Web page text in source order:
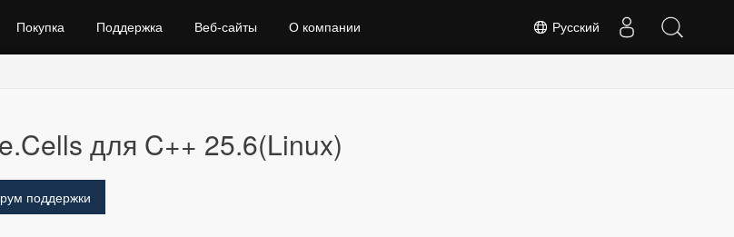
Русский
Покупка Поддержка Веб‑сайты О компании
для C++ 25.6(Linux)
поддержки